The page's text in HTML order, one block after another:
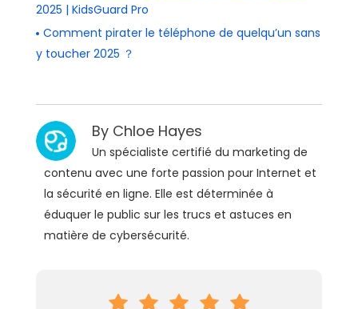
2025 | KidsGuard Pro
Comment pirater le téléphone de quelqu’un sans
y toucher 2025 ？
By Chloe Hayes
Un spécialiste certifié du marketing de
contenu avec une forte passion pour Internet et
la sécurité en ligne. Elle est déterminée à
éduquer le public sur les trucs et astuces en
matière de cybersécurité.